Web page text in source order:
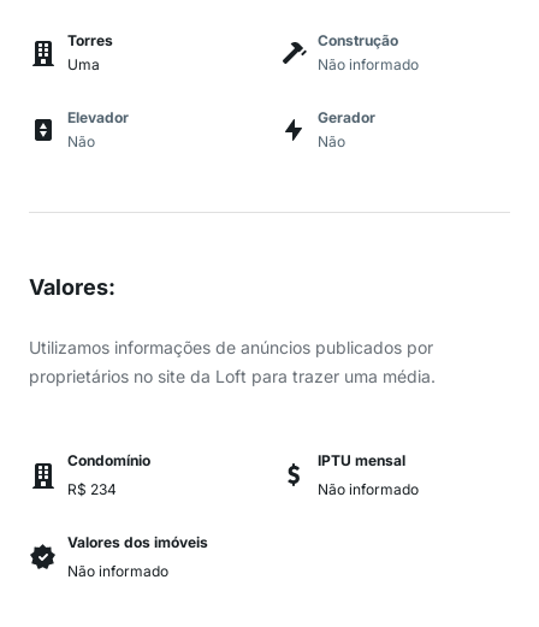
Torres
Uma
Construção
Não informado
Elevador
Não
Gerador
Não
Valores:
Utilizamos informações de anúncios publicados por
proprietários no site da Loft para trazer uma média.
Condomínio
R$ 234
IPTU mensal
Não informado
Valores dos imóveis
Não informado